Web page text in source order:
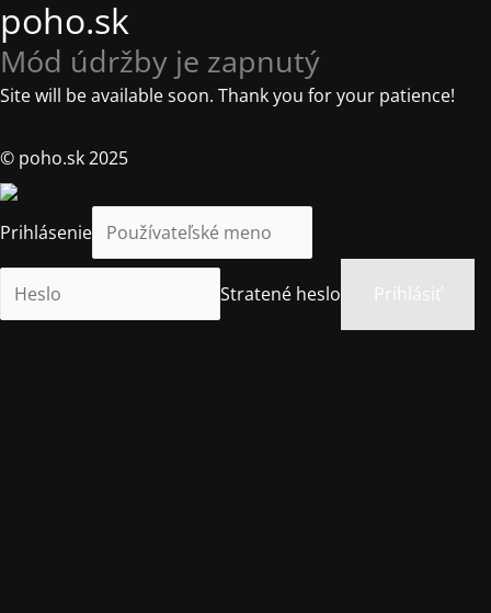
poho.sk
Mód údržby je zapnutý
Site will be available soon. Thank you for your patience!
© poho.sk 2025
Prihlásenie
Stratené heslo